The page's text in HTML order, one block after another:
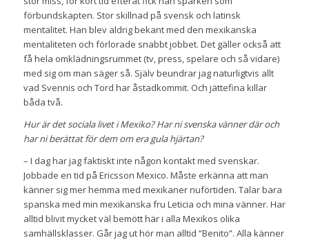
förbundskapten. Stor skillnad på svensk och latinsk
mentalitet. Han blev aldrig bekant med den mexikanska
mentaliteten och förlorade snabbt jobbet. Det gäller också att
få hela omklädningsrummet (tv, press, spelare och så vidare)
med sig om man säger så. Själv beundrar jag naturligtvis allt
vad Svennis och Tord har åstadkommit. Och jättefina killar
båda två.
Hur är det sociala livet i Mexiko? Har ni svenska vänner där och
har ni berättat för dem om era gula hjärtan?
– I dag har jag faktiskt inte någon kontakt med svenskar.
Jobbade en tid på Ericsson Mexico. Måste erkänna att man
känner sig mer hemma med mexikaner nuförtiden. Talar bara
spanska med min mexikanska fru Leticia och mina vänner. Har
alltid blivit mycket väl bemött här i alla Mexikos olika
samhällsklasser. Går jag ut hör man alltid ”Benito”. Alla känner